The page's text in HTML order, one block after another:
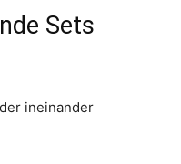
Sets
ineinander